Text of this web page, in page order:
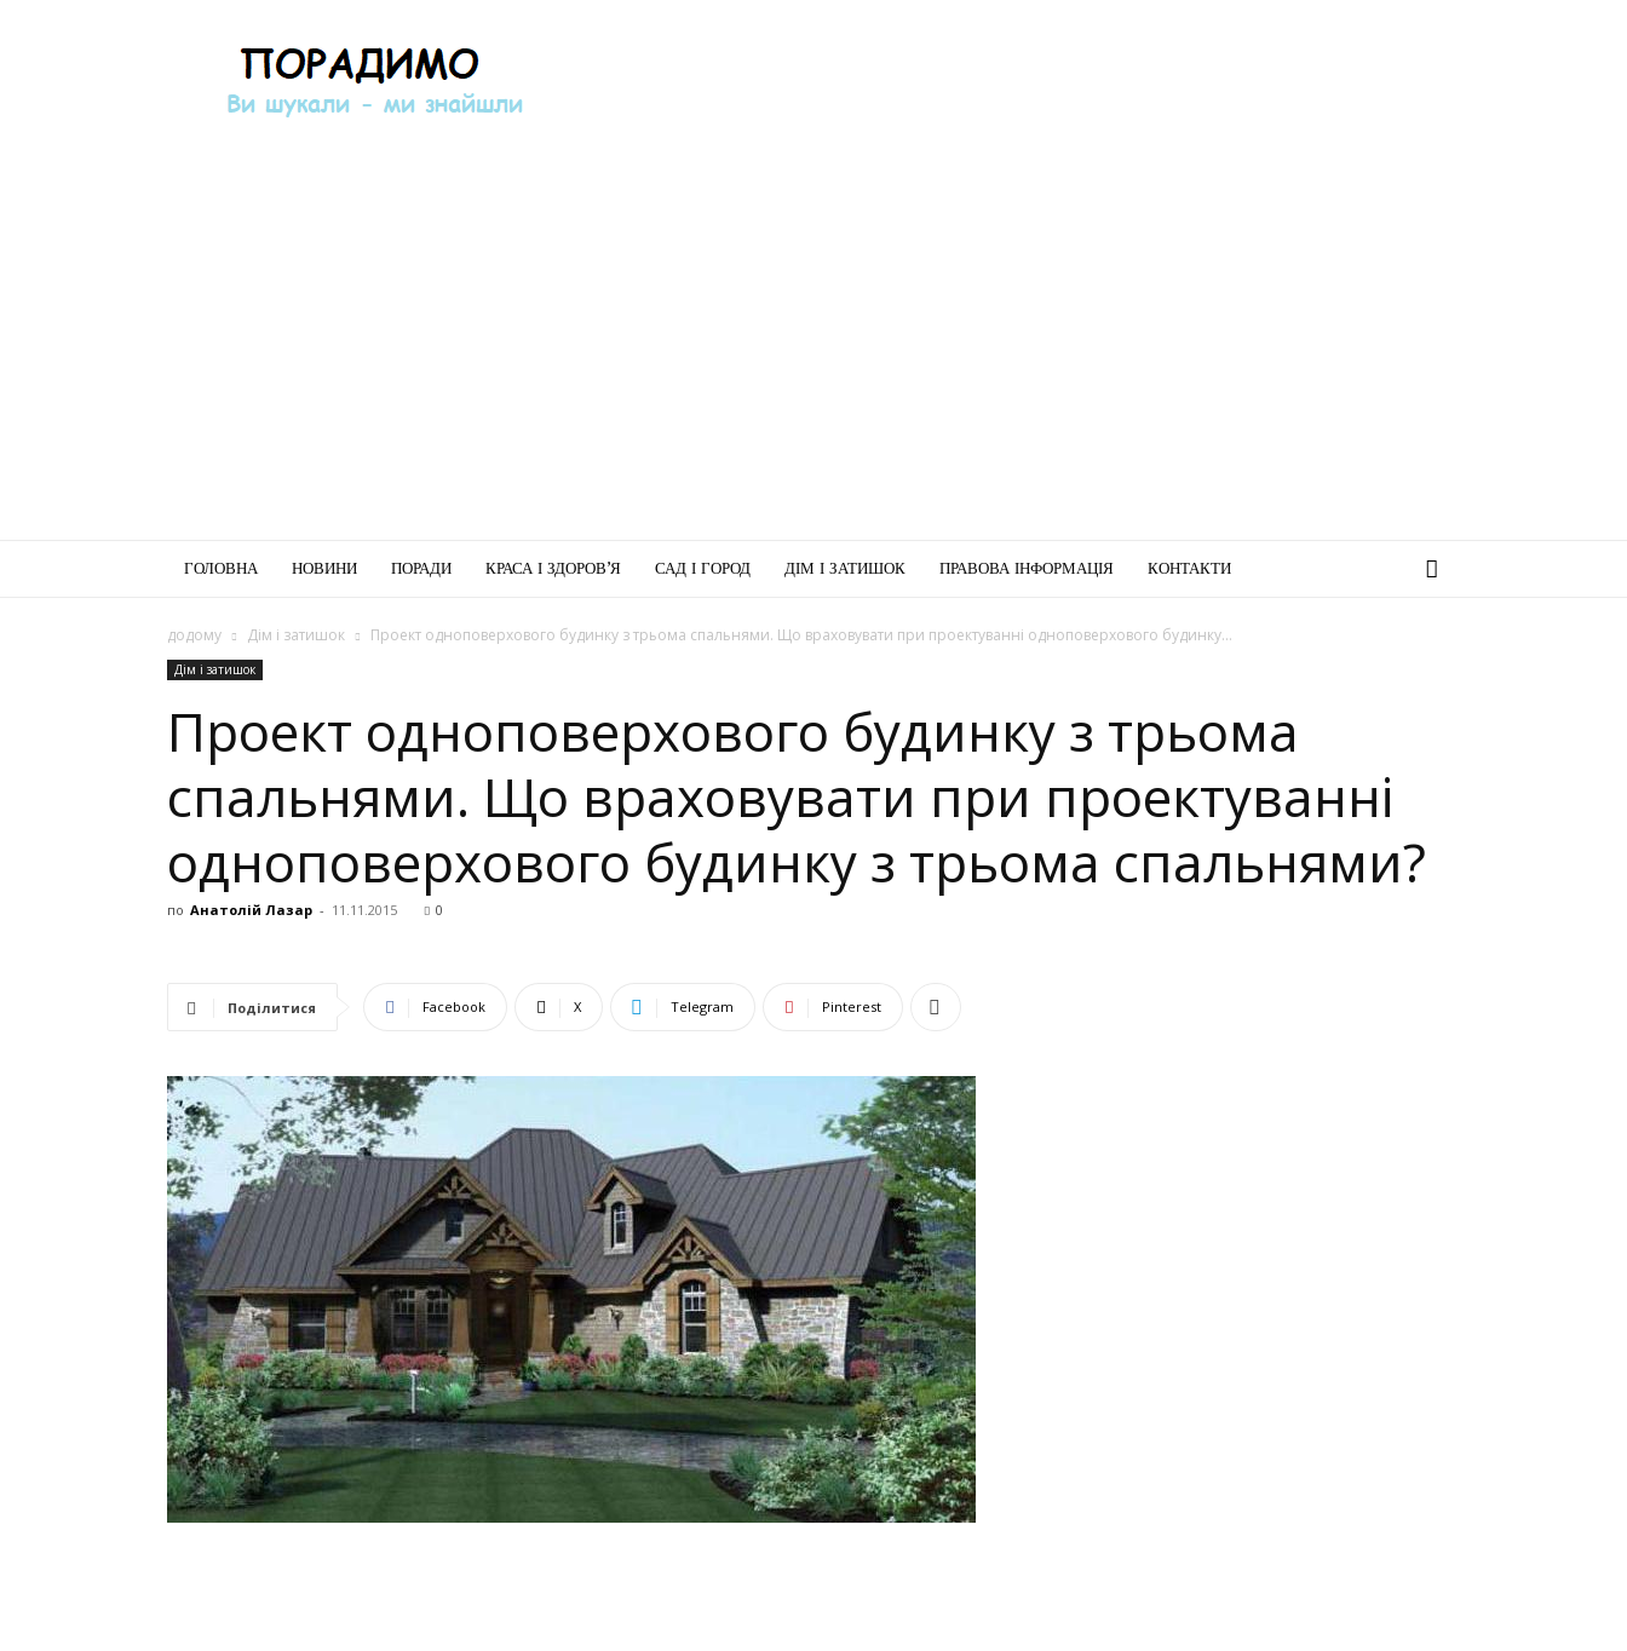
Порадимо
ГОЛОВНА НОВИНИ ПОРАДИ КРАСА І ЗДОРОВ’Я САД І ГОРОД ДІМ І ЗАТИШОК ПРАВОВА ІНФОРМАЦІЯ КОНТАКТИ
додому Дім і затишок Проект одноповерхового будинку з трьома спальнями. Що враховувати при проектуванні одноповерхового будинку...
Дім і затишок
Проект одноповерхового будинку з трьома
спальнями. Що враховувати при проектуванні
одноповерхового будинку з трьома спальнями?
по Анатолій Лазар - 11.11.2015 0
Поділитися Facebook X Telegram Pinterest